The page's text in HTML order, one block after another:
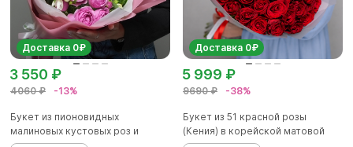
Доставка 0₽
4060 ₽ -13%
3 550 ₽
Букет из пионовидных
малиновых кустовых роз и
Доставка 0₽
9690 ₽ -38%
5 999 ₽
Букет из 51 красной розы
(Кения) в корейской матовой